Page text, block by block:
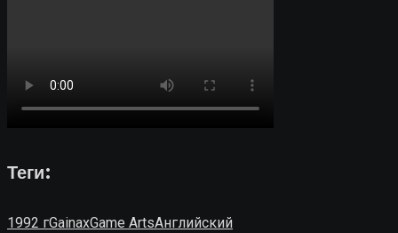
Теги:
1992 гGainaxGame ArtsАнглийский